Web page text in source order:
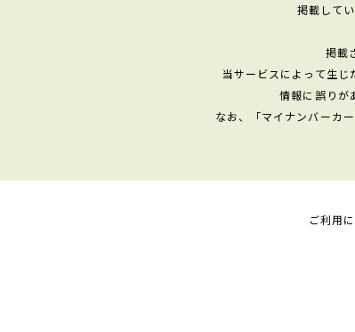
掲載して
掲載
当サービスによって生じ
情報に誤りが
なお、「マイナンバーカ
ご利用